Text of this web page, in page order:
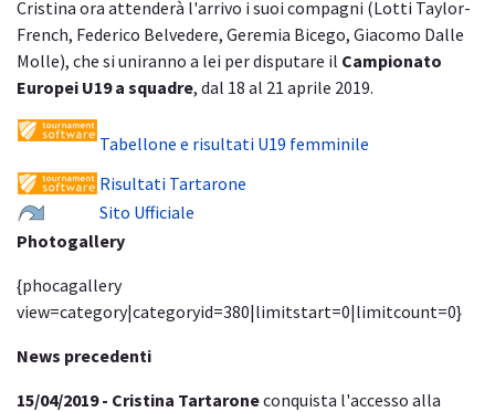
Cristina ora attenderà l'arrivo i suoi compagni (Lotti Taylor-
French, Federico Belvedere, Geremia Bicego, Giacomo Dalle
Molle), che si uniranno a lei per disputare il Campionato
Europei U19 a squadre, dal 18 al 21 aprile 2019.
Tabellone e risultati U19 femminile
Risultati Tartarone
Sito Ufficiale
Photogallery
{phocagallery
view=category|categoryid=380|limitstart=0|limitcount=0}
News precedenti
15/04/2019 - Cristina Tartaroneconquista l'accesso alla